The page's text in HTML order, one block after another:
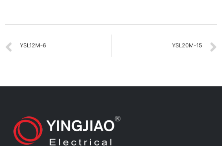
YSL20M-15
YSL12M-6